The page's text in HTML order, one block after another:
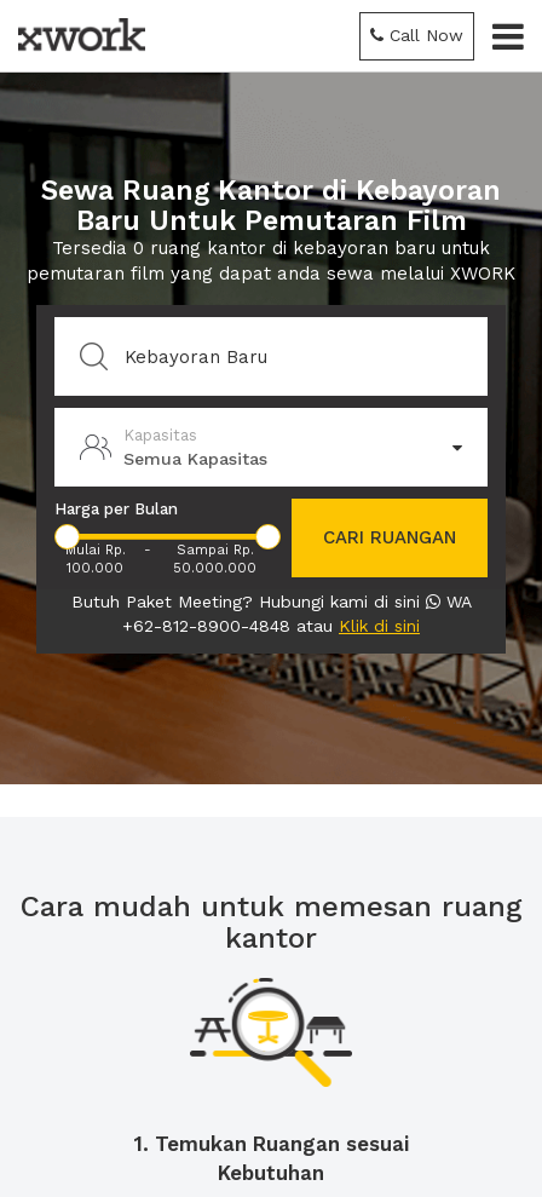
Call Now
Sewa Ruang Kantor di Kebayoran
Baru Untuk Pemutaran Film
Tersedia 0 ruang kantor di kebayoran baru untuk
pemutaran film yang dapat anda sewa melalui XWORK
Kapasitas
Semua Kapasitas
Harga per Bulan
Mulai Rp.
100.000
-
Sampai Rp.
50.000.000
CARI RUANGAN
Butuh Paket Meeting? Hubungi kami di sini
WA
+62-812-8900-4848 atau Klik di sini
Cara mudah untuk memesan ruang
kantor
1. Temukan Ruangan sesuai
Kebutuhan